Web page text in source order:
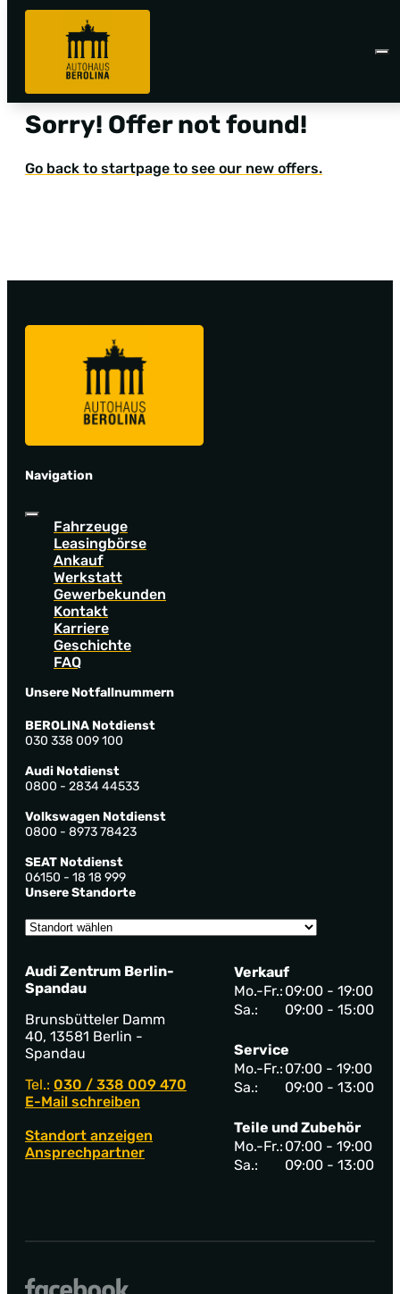
Sorry! Offer not found!
Go back to startpage to see our new offers.
Navigation
Fahrzeuge
Leasingbörse
Ankauf
Werkstatt
Gewerbekunden
Kontakt
Karriere
Geschichte
FAQ
Unsere Notfallnummern
BEROLINA Notdienst
030 338 009 100
Audi Notdienst
0800 - 2834 44533
Volkswagen Notdienst
0800 - 8973 78423
SEAT Notdienst
06150 - 18 18 999
Unsere Standorte
Audi Zentrum Berlin-
Spandau
Brunsbütteler Damm
40, 13581 Berlin -
Spandau
Tel.: 030 / 338 009 470
E-Mail schreiben
Standort anzeigen
Ansprechpartner
Verkauf
Mo.-Fr.: 09:00 - 19:00
Sa.:
09:00 - 15:00
Service
Mo.-Fr.: 07:00 - 19:00
Sa.:
09:00 - 13:00
Teile und Zubehör
Mo.-Fr.: 07:00 - 19:00
Sa.:
09:00 - 13:00